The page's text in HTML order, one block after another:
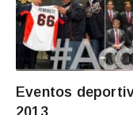
Eventos
2013